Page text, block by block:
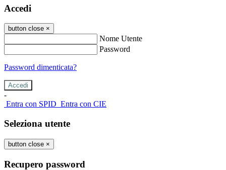
Accedi
button close ×
Nome Utente
Password
Password dimenticata?
-
Entra con SPID Entra con CIE
Seleziona utente
button close ×
Recupero password